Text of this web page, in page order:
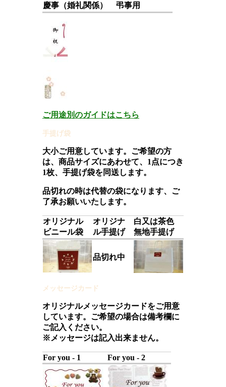
慶事（婚礼関係） 弔事用
ご用途別のガイドはこちら
手提げ袋
大小ご用意しています。ご希望の方
は、商品サイズにあわせて、1点につき
1枚、手提げ袋を同送します。
品切れの時は代替の袋になります、ご
了承お願いいたします。
オリジナル
ビニール袋
オリジナ
ル手提げ
白又は茶色
無地手提げ
品切れ中
メッセージカード
オリジナルメッセージカードをご用意
しています。ご希望の場合は備考欄に
ご記入ください。
※メッセージは記入出来ません。
For you - 1 For you - 2